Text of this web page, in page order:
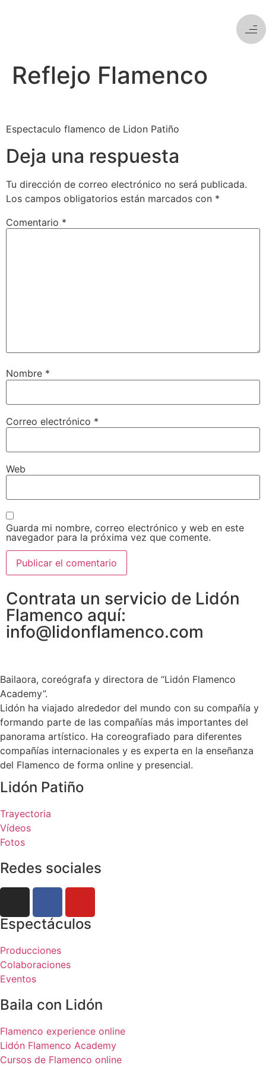
Reflejo Flamenco
Espectaculo flamenco de Lidon Patiño
Deja una respuesta
Tu dirección de correo electrónico no será publicada.
Los campos obligatorios están marcados con *
Comentario *
Nombre *
Correo electrónico *
Web
Guarda mi nombre, correo electrónico y web en este
navegador para la próxima vez que comente.
Contrata un servicio de Lidón
Flamenco aquí:
info@lidonflamenco.com
Bailaora, coreógrafa y directora de “Lidón Flamenco
Academy”.
Lidón ha viajado alrededor del mundo con su compañía y
formando parte de las compañías más importantes del
panorama artístico. Ha coreografiado para diferentes
compañías internacionales y es experta en la enseñanza
del Flamenco de forma online y presencial.
Lidón Patiño
Trayectoria
Vídeos
Fotos
Redes sociales
Espectáculos
Producciones
Colaboraciones
Eventos
Baila con Lidón
Flamenco experience online
Lidón Flamenco Academy
Cursos de Flamenco online